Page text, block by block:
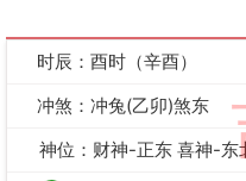
时辰：酉时（辛酉）
冲煞：冲兔(乙卯)煞东
神位：财神-正东 喜神-